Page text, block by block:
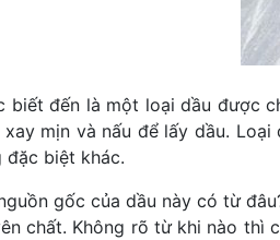
biết đến là một loại dầu được
mịn và nấu để lấy dầu.
đặc biệt khác.
gốc của dầu này có từ
chất. Không rõ từ khi nào thì